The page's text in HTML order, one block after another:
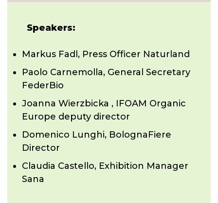
Speakers:
Markus Fadl, Press Officer Naturland
Paolo Carnemolla, General Secretary
FederBio
Joanna Wierzbicka , IFOAM Organic
Europe deputy director
Domenico Lunghi, BolognaFiere
Director
Claudia Castello, Exhibition Manager
Sana